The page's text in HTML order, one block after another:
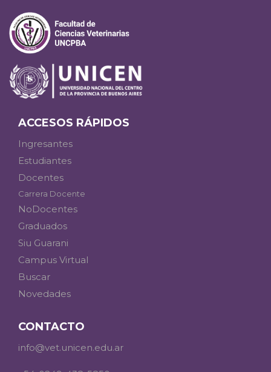
ACCESOS RÁPIDOS
Ingresantes
Estudiantes
Docentes
Carrera Docente
NoDocentes
Graduados
Siu Guarani
Campus Virtual
Buscar
Novedades
CONTACTO
info@vet.unicen.edu.ar